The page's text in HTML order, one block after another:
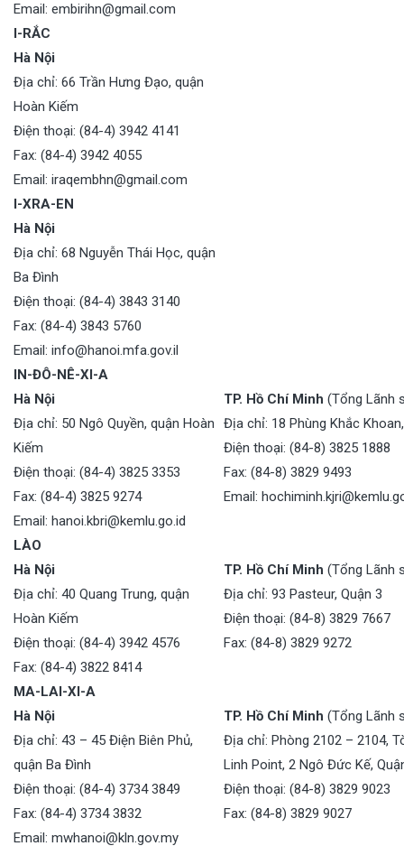
Email: embirihn@gmail.com
I-RẮC
Hà Nội
Địa chỉ: 66 Trần Hưng Đạo, quận
Hoàn Kiếm
Điện thoại: (84-4) 3942 4141
Fax: (84-4) 3942 4055
Email: iraqembhn@gmail.com
I-XRA-EN
Hà Nội
Địa chỉ: 68 Nguyễn Thái Học, quận
Ba Đình
Điện thoại: (84-4) 3843 3140
Fax: (84-4) 3843 5760
Email: info@hanoi.mfa.gov.il
IN-ĐÔ-NÊ-XI-A
Hà Nội
TP. Hồ Chí Minh (Tổng Lãnh
Địa chỉ: 50 Ngô Quyền, quận Hoàn
Kiếm
Điện thoại: (84-4) 3825 3353
Fax: (84-4) 3825 9274
Email: hanoi.kbri@kemlu.go.id
Địa chỉ: 18 Phùng Khắc
Điện thoại: (84-8) 3825 1888
Fax: (84-8) 3829 9493
Email:
LÀO
Hà Nội
TP. Hồ Chí Minh (Tổng Lãnh
Địa chỉ: 40 Quang Trung, quận
Hoàn Kiếm
Điện thoại: (84-4) 3942 4576
Fax: (84-4) 3822 8414
Địa chỉ: 93 Pasteur, Quận 3
Điện thoại: (84-8) 3829 7667
Fax: (84-8) 3829 9272
MA-LAI-XI-A
Hà Nội
TP. Hồ Chí Minh (Tổng Lãnh
Địa chỉ: 43 – 45 Điện Biên Phủ,
quận Ba Đình
Điện thoại: (84-4) 3734 3849
Fax: (84-4) 3734 3832
Email: mwhanoi@kln.gov.my
Địa chỉ: Phòng 2102 – 2104,
Linh Point, 2 Ngô Đức Kế,
Điện thoại: (84-8) 3829 9023
Fax: (84-8) 3829 9027